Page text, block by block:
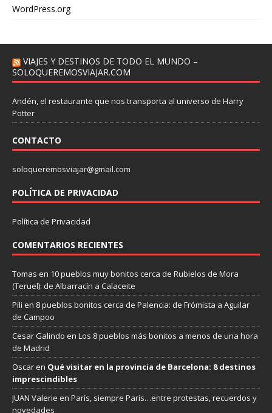
WordPress.org
VIAJES Y DESTINOS DE TODO EL MUNDO –
SOLOQUEREMOSVIAJAR.COM
Andén, el restaurante que nos transporta al universo de Harry
Potter
CONTACTO
soloqueremosviajar@gmail.com
POLÍTICA DE PRIVACIDAD
Política de Privacidad
COMENTARIOS RECIENTES
Tomas en 10 pueblos muy bonitos cerca de Rubielos de Mora
(Teruel): de Albarracín a Calaceite
Pili en 8 pueblos bonitos cerca de Palencia: de Frómista a Aguilar
de Campoo
Cesar Galindo en Los 8 pueblos más bonitos a menos de una hora
de Madrid
Oscaren Qué visitar en la provincia de Barcelona: 8 destinos
imprescindibles
JUAN Valerie en París, siempre París…entre protestas, recuerdos y
novedades